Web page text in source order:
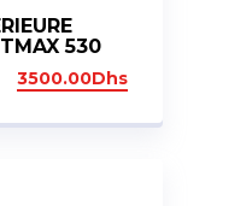
530
3500.00Dhs